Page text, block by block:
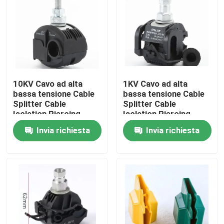
Su di noi
Visita alla fabbrica
Controllo Qualità
Contattaci
Accessori per cavi elettrici
10KV Cavo ad alta
bassa tensione Cable
Splitter Cable
Isolation Piercing
Connectors JJC7-240
No Peeling Piercing
Clamp
Invia richiesta
1KV Cavo ad alta
bassa tensione Cable
Splitter Cable
Isolation Piercing
Connectors JJC-2-95
No Peeling Piercing
Clamp
Invia richiesta